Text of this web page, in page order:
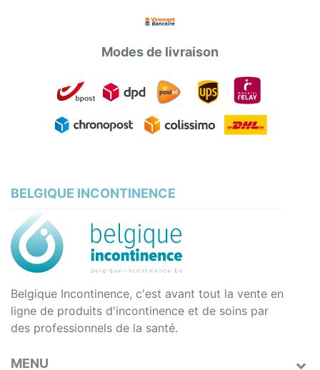
Modes de livraison
BELGIQUE INCONTINENCE
Belgique Incontinence, c'est avant tout la vente en
ligne de produits d'incontinence et de soins par
des professionnels de la santé.
MENU